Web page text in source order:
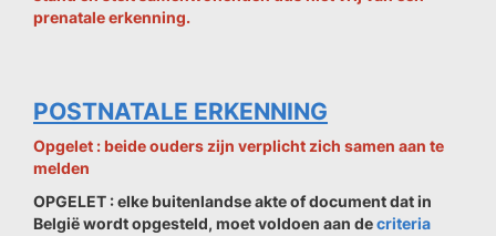
prenatale erkenning.
POSTNATALE ERKENNING
Opgelet : beide ouders zijn verplicht zich samen aan te
melden
OPGELET : elke buitenlandse akte of document dat in
België wordt opgesteld, moet voldoen aan decriteria